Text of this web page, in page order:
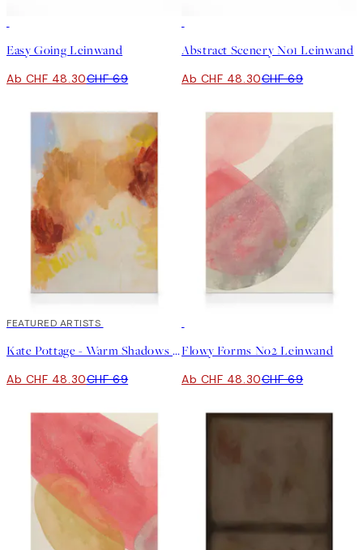
Easy Going Leinwand
Ab CHF 48.30CHF 69
Abstract Scenery No1 Leinwand
Ab CHF 48.30CHF 69
30%*
FEATURED ARTISTS
Kate Pottage - Warm Shadows Leinwand
Ab CHF 48.30CHF 69
Flowy Forms No2 Leinwand
Ab CHF 48.30CHF 69